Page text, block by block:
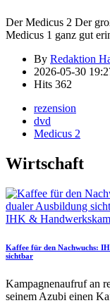
Der Medicus 2 Der
Medicus 1 ganz gut
By Redaktion
2026-05-30
Hits 362
rezension
dvd
Medicus 2
Wirtschaft
IHK &
Kaffee für den Nachwuchs:
sichtbar
Kampagnenaufruf an
seinem Azubi einen